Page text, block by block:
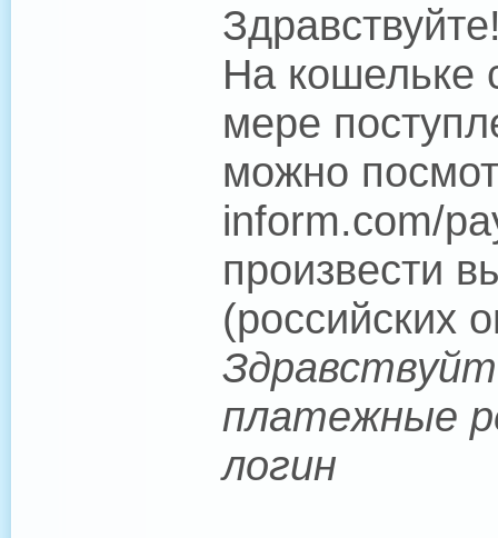
На кошельке
мере
можно
inform.com/
произвести
(российских
платежные
логин